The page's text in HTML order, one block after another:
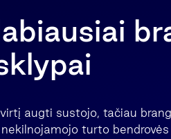
augti sustojo, tačiau
turto bendrovės